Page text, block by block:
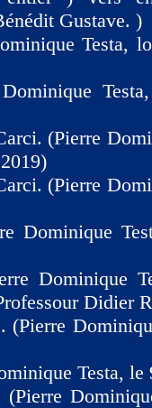
Gustave. )
Testa,
(Pierre
(Pierre
Dominique
Dominique
Didier
(Pierre
Testa, le
(Pierre